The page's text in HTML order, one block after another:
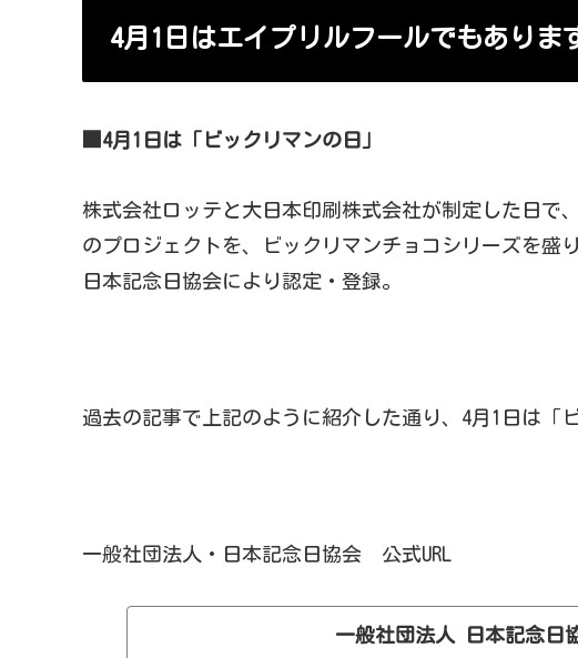
4月1日はエイプリルフールでもありま
■4月1日は「ビックリマンの日」
株式会社ロッテと大日本印刷株式会社が制定した日で
のプロジェクトを、ビックリマンチョコシリーズを盛
日本記念日協会により認定・登録。
過去の記事で上記のように紹介した通り、4月1日は「
一般社団法人・日本記念日協会 公式URL
一般社団法人 日本記念日